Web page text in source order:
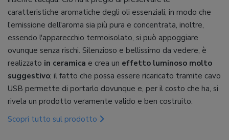
caratteristiche aromatiche degli oli essenziali, in modo che
l'emissione dell'aroma sia più pura e concentrata, inoltre,
essendo l'apparecchio termoisolato, si può appoggiare
ovunque senza rischi. Silenzioso e bellissimo da vedere, è
realizzato in ceramica e crea un effetto luminoso molto
suggestivo; il fatto che possa essere ricaricato tramite cavo
USB permette di portarlo dovunque e, per il costo che ha, si
rivela un prodotto veramente valido e ben costruito.
Scopri tutto sul prodotto